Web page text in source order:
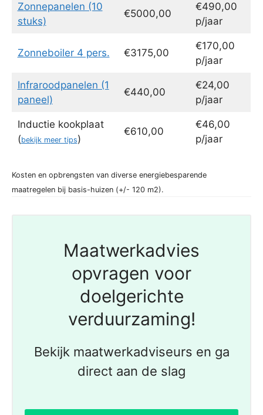
Zonnepanelen (10
stuks)
€5000,00
€490,00
p/jaar
Zonneboiler 4 pers. €3175,00
€170,00
p/jaar
Infraroodpanelen (1
paneel)
€440,00
€24,00
p/jaar
Inductie kookplaat
(bekijk meer tips)
€610,00
€46,00
p/jaar
Kosten en opbrengsten van diverse energiebesparende
maatregelen bij basis-huizen (+/- 120 m2).
Maatwerkadvies
opvragen voor
doelgerichte
verduurzaming!
Bekijk maatwerkadviseurs en ga
direct aan de slag